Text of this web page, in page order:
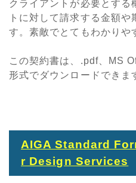
クライアントが必要とする
トに対して請求する金額や
す。素敵でとてもわかりや
この契約書は、.pdf、MS
形式でダウンロードできま
AIGA Standard
r Design Services